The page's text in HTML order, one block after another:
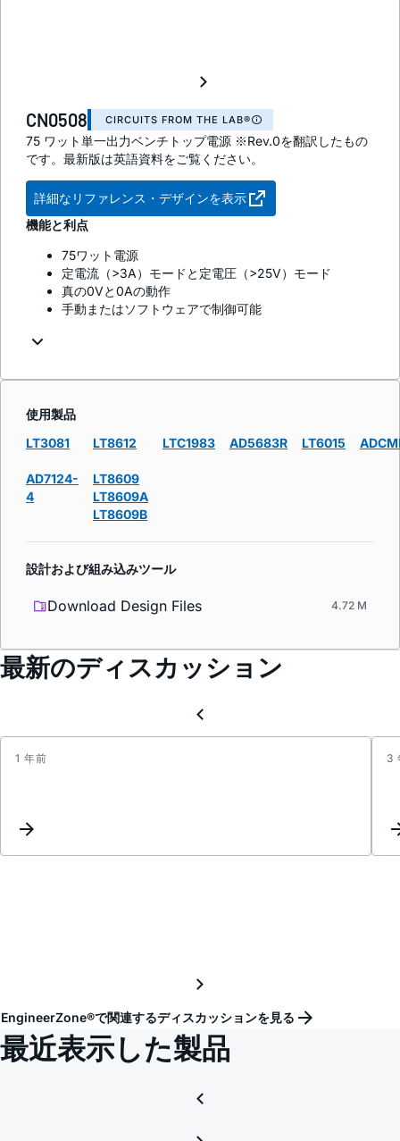
CN0508 CIRCUITS FROM THE LAB®
75 ワット単一出力ベンチトップ電源 ※Rev.0を翻訳したもの
です。最新版は英語資料をご覧ください。
詳細なリファレンス・デザインを表示
機能と利点
75ワット電源
定電流（>3A）モードと定電圧（>25V）モード
真の0Vと0Aの動作
手動またはソフトウェアで制御可能
使用製品
LT3081
LT8612 LTC1983 AD5683R LT6015
AD7124-
4
LT8609
LT8609A
LT8609B
設計および組み込みツール
Download Design Files 4.72 M
最新のディスカッション
1 年前
sheet
3
EngineerZone®で関連するディスカッションを見る
最近表示した製品